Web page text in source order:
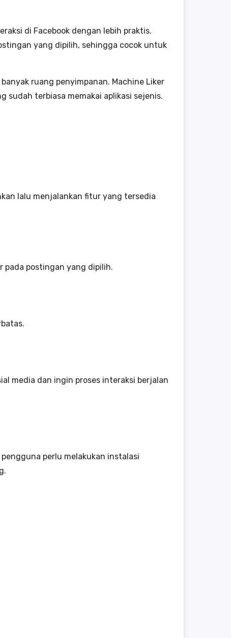
di Facebook dengan lebih praktis.
yang dipilih, sehingga cocok untuk
ruang penyimpanan. Machine Liker
sudah terbiasa memakai aplikasi sejenis.
lalu menjalankan fitur yang tersedia
pada postingan yang dipilih.
media dan ingin proses interaksi berjalan
perlu melakukan instalasi